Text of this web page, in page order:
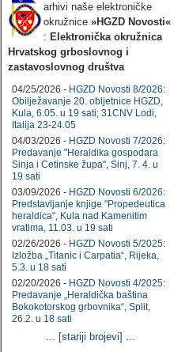
arhivi naše elektroničke
okružnice »HGZD Novosti«
: Elektronička okružnica
Hrvatskog grboslovnog i
zastavoslovnog društva
04/25/2026 - HGZD Novosti 8/2026:
Obilježavanje 20. obljetnice HGZD,
Kula, 6.05. u 19 sati; 31CNV Lodi,
Italija 23-24.05
04/03/2026 - HGZD Novosti 7/2026:
Predavanje "Heraldika gospodara
Sinja i Cetinske župa", Sinj, 7. 4. u
19 sati
03/09/2026 - HGZD Novosti 6/2026:
Predstavljanje knjige "Propedeutica
heraldica", Kula nad Kamenitim
vratima, 11.03. u 19 sati
02/26/2026 - HGZD Novosti 5/2025:
Izložba „Titanic i Carpatia“, Rijeka,
5.3. u 18 sati
02/20/2026 - HGZD Novosti 4/2025:
Predavanje „Heraldička baština
Bokokotorskog grbovnika“, Split,
26.2. u 18 sati
... [stariji brojevi] ...